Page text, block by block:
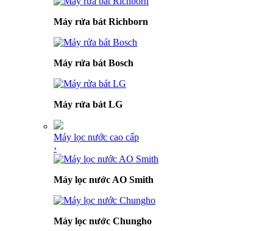
Máy rửa bát Richborn
Máy rửa bát Bosch
Máy rửa bát LG
Máy lọc nước cao cấp
›
Máy lọc nước AO Smith
Máy lọc nước Chungho